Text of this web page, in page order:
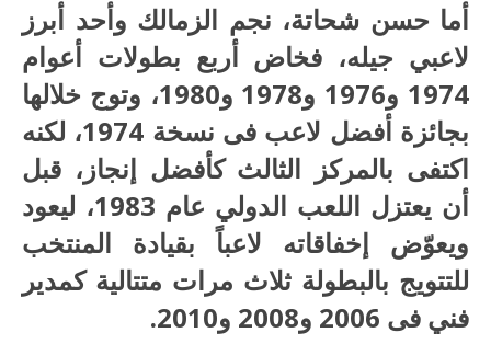
أما حسن شحاتة، نجم الزمالك وأحد أبرز
لاعبي جيله، فخاض أربع بطولات أعوام
1974 و1976 و1978 و1980، وتوج خلالها
بجائزة أفضل لاعب فى نسخة 1974، لكنه
اكتفى بالمركز الثالث كأفضل إنجاز، قبل
أن يعتزل اللعب الدولي عام 1983، ليعود
ويعوّض إخفاقاته لاعباً بقيادة المنتخب
للتتويج بالبطولة ثلاث مرات متتالية كمدير
فني فى 2006 و2008 و2010.